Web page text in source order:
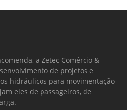
a Zetec Comércio &
de projetos e
hidráulicos para movimentação
eles de passageiros, de